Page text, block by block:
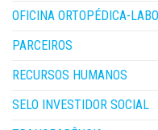
OFICINA ORTOPÉDICA-
PARCEIROS
RECURSOS HUMANOS
SELO INVESTIDOR SOCIAL